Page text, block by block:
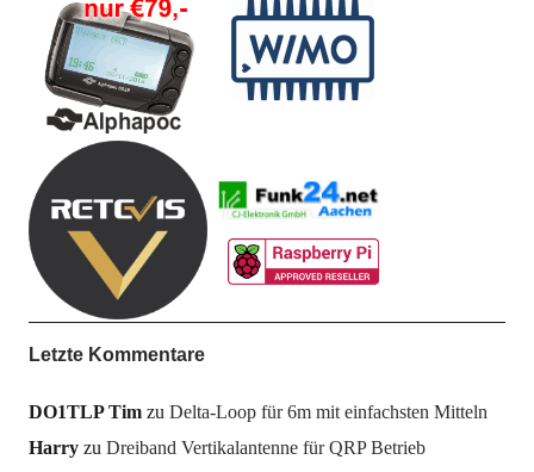
Letzte Kommentare
DO1TLP Timzu Delta-Loop für 6m mit einfachsten Mitteln
Harryzu Dreiband Vertikalantenne für QRP Betrieb